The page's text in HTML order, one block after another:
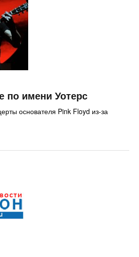
по имени Уотерс
основателя Pink Floyd из-за